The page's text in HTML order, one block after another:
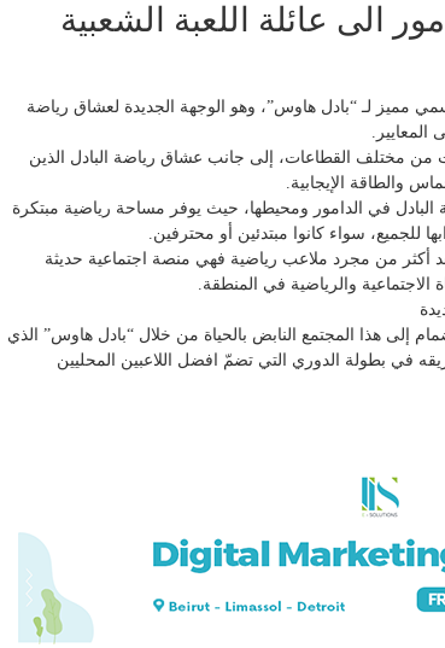
الى عائلة اللعبة الشعبية
مميز لـ “بادل هاوس”، وهو الوجهة الجديدة لعشاق رياضة
المعايير.
من مختلف القطاعات، إلى جانب عشاق رياضة البادل الذين
والطاقة الإيجابية.
في الدامور ومحيطها، حيث يوفر مساحة رياضية مبتكرة
للجميع، سواء كانوا مبتدئين أو محترفين.
أكثر من مجرد ملاعب رياضية فهي منصة اجتماعية حديثة
الاجتماعية والرياضية في المنطقة.
إلى هذا المجتمع النابض بالحياة من خلال “بادل هاوس” الذي
بطولة الدوري التي تضمّ افضل اللاعبين المحليين